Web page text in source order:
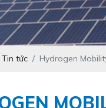
Tin tức Hydrogen